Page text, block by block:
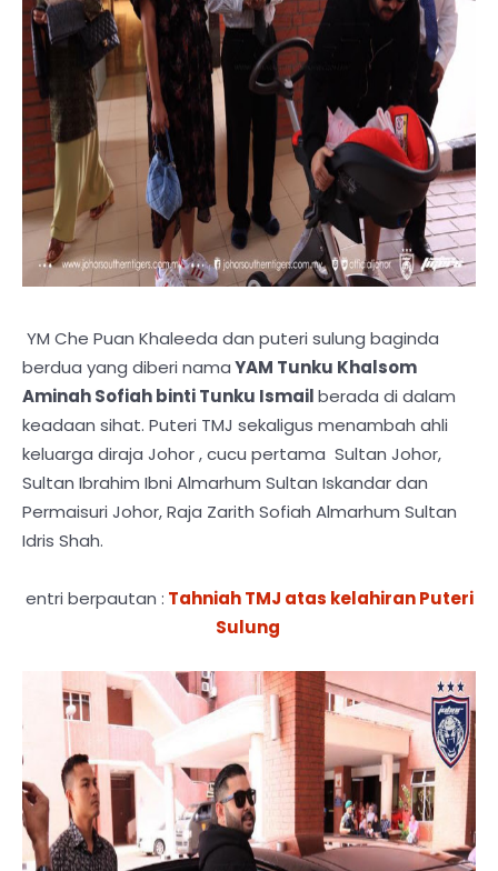
YM Che Puan Khaleeda dan puteri sulung baginda
berdua yang diberi namaYAM Tunku Khalsom
Aminah Sofiah binti Tunku Ismailberada di dalam
keadaan sihat. Puteri TMJ sekaligus menambah ahli
keluarga diraja Johor , cucu pertama Sultan Johor,
Sultan Ibrahim Ibni Almarhum Sultan Iskandar dan
Permaisuri Johor, Raja Zarith Sofiah Almarhum Sultan
Idris Shah.
entri berpautan : Tahniah TMJ atas kelahiran Puteri
Sulung